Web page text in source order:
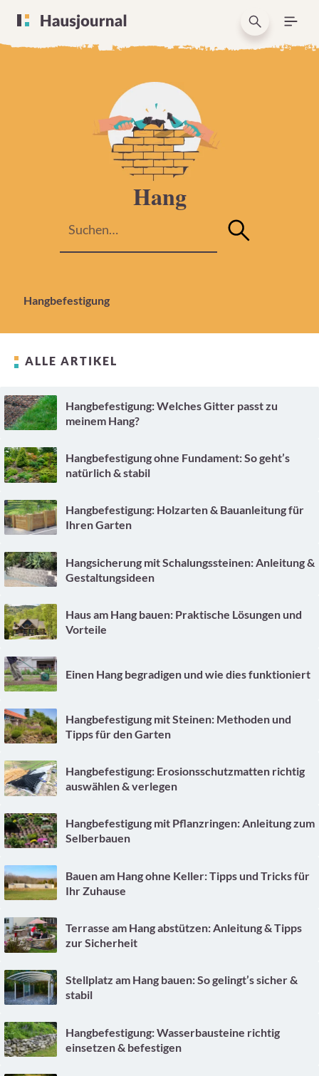
Hang
Hangbefestigung
ALLE ARTIKEL
Hangbefestigung: Welches Gitter passt zu
meinem Hang?
Hangbefestigung ohne Fundament: So geht’s
natürlich & stabil
Hangbefestigung: Holzarten & Bauanleitung für
Ihren Garten
Hangsicherung mit Schalungssteinen: Anleitung &
Gestaltungsideen
Haus am Hang bauen: Praktische Lösungen und
Vorteile
Einen Hang begradigen und wie dies funktioniert
Hangbefestigung mit Steinen: Methoden und
Tipps für den Garten
Hangbefestigung: Erosionsschutzmatten richtig
auswählen & verlegen
Hangbefestigung mit Pflanzringen: Anleitung zum
Selberbauen
Bauen am Hang ohne Keller: Tipps und Tricks für
Ihr Zuhause
Terrasse am Hang abstützen: Anleitung & Tipps
zur Sicherheit
Stellplatz am Hang bauen: So gelingt’s sicher &
stabil
Hangbefestigung: Wasserbausteine richtig
einsetzen & befestigen